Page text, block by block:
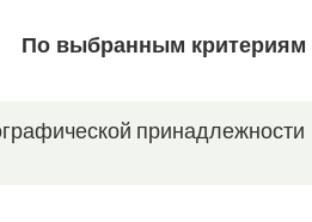
По выбранным критериям